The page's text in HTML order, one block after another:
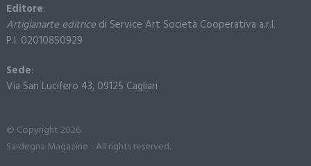
Editore:
Artigianarte editricedi Service Art Società Cooperativa a.r.l.
P.I. 02010850929
Sede:
Via San Lucifero 43, 09125 Cagliari
© Copyright 2026.
Sardegna Magazine - All rights reserved.